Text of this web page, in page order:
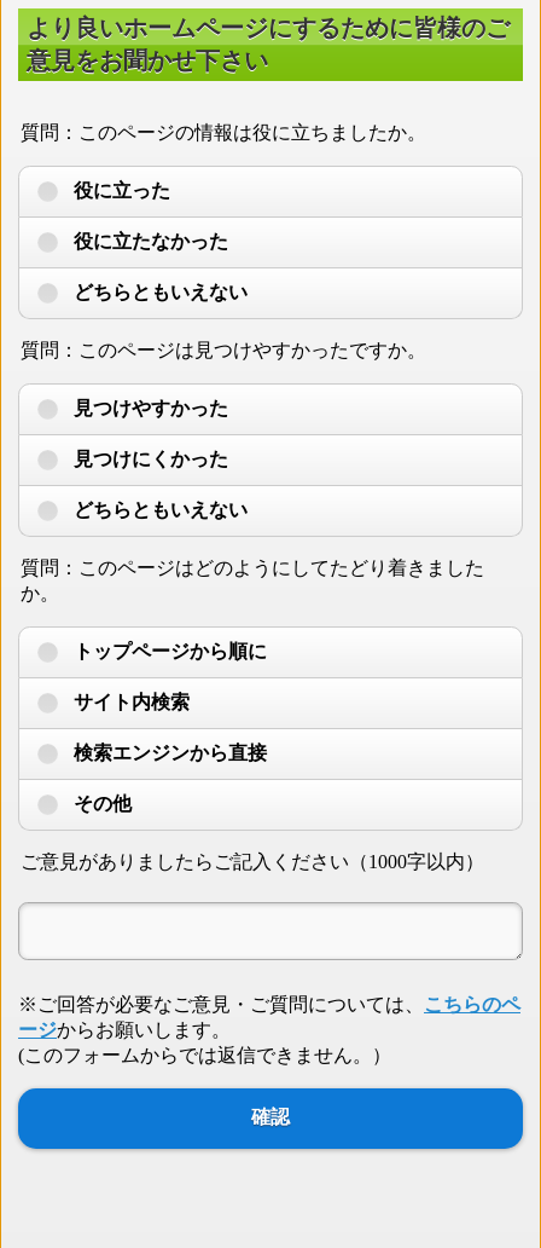
より良いホームページにするために皆様のご
意見をお聞かせ下さい
質問：このページの情報は役に立ちましたか。
役に立った
役に立たなかった
どちらともいえない
質問：このページは見つけやすかったですか。
見つけやすかった
見つけにくかった
どちらともいえない
質問：このページはどのようにしてたどり着きました
か。
トップページから順に
サイト内検索
検索エンジンから直接
その他
ご意見がありましたらご記入ください（1000字以内）
※ご回答が必要なご意見・ご質問については、
こちらのペ
ージからお願いします。
(このフォームからでは返信できません。）